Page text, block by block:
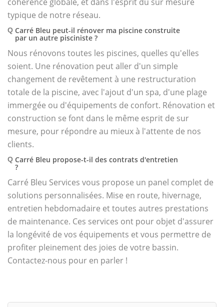
typique de notre réseau.
Q Carré Bleu peut-il rénover ma piscine construite
par un autre pisciniste ?
Nous rénovons toutes les piscines, quelles qu'elles
soient. Une rénovation peut aller d'un simple
changement de revêtement à une restructuration
totale de la piscine, avec l'ajout d'un spa, d'une plage
immergée ou d'équipements de confort. Rénovation et
construction se font dans le même esprit de sur
mesure, pour répondre au mieux à l'attente de nos
clients.
Q Carré Bleu propose-t-il des contrats d'entretien
?
Carré Bleu Services vous propose un panel complet de
solutions personnalisées. Mise en route, hivernage,
entretien hebdomadaire et toutes autres prestations
de maintenance. Ces services ont pour objet d'assurer
la longévité de vos équipements et vous permettre de
profiter pleinement des joies de votre bassin.
Contactez-nous pour en parler !